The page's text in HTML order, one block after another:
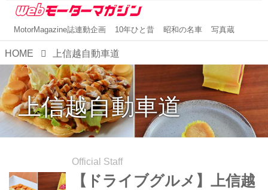
MotorMagazine誌連動企画 10年ひと昔 昭和の名車 写真蔵
HOME 上信越自動車道
上信越自動車道
Official Staff
【ドライブグルメ】上信越